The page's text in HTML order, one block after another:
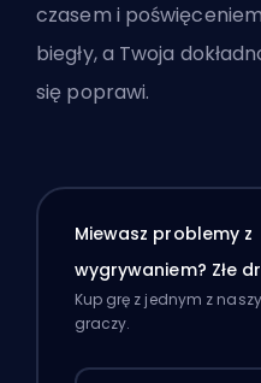
czasem i
biegły, a Twoja
się poprawi.
Miewasz problemy z
wygrywaniem? Złe
Kup grę z jednym z
graczy.